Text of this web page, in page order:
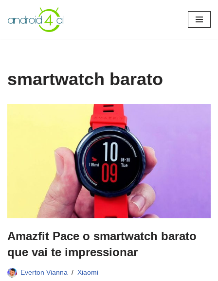
Pular
smartwatch barato
Amazfit Pace o smartwatch barato
que vai te impressionar
Everton Vianna Xiaomi